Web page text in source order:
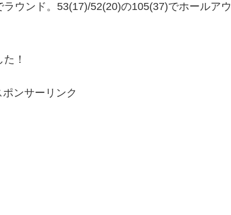
ラウンド。53(17)/52(20)の105(37)でホールアウ
！
ポンサーリンク